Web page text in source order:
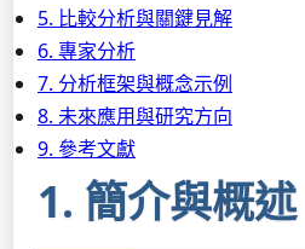
5. 比較分析與關鍵見解
6. 專家分析
7. 分析框架與概念示例
8. 未來應用與研究方向
9. 參考文獻
1. 簡介與概述